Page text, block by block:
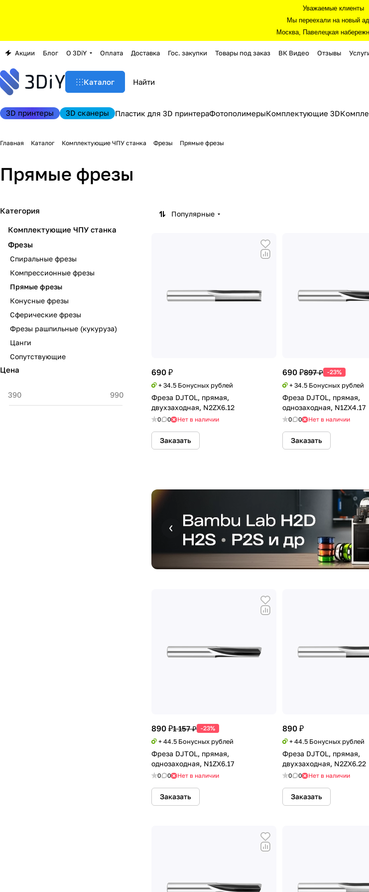
Уважаемые клиенты
Мы переехали на новый
Москва, Павелецкая
Акции Блог О 3DiY Оплата Доставка Гос. закупки Товары под заказ ВК Видео Отзывы
Каталог
3D принтеры 3D сканеры Пластик для 3D принтераФотополимерыКомплектующие 3D
Главная Каталог Комплектующие ЧПУ станка Фрезы Прямые фрезы
Прямые фрезы
Популярные
690 ₽
+ 34.5 Бонусных рублей
Фреза DJTOL, прямая,
двухзаходная, N2ZX6.12
0 0 Нет в наличии
Заказать
690 ₽897 ₽ -23%
+ 34.5 Бонусных рублей
Фреза DJTOL, прямая,
однозаходная, N1ZX4.17
0 0 Нет в наличии
Заказать
890 ₽1 157 ₽ -23%
+ 44.5 Бонусных рублей
Фреза DJTOL, прямая,
однозаходная, N1ZX6.17
0 0 Нет в наличии
Заказать
890 ₽
+ 44.5 Бонусных рублей
Фреза DJTOL, прямая,
двухзаходная, N2ZX6.22
0 0 Нет в наличии
Заказать
Категория
Комплектующие ЧПУ станка
Фрезы
Спиральные фрезы
Компрессионные фрезы
Прямые фрезы
Конусные фрезы
Сферические фрезы
Фрезы рашпильные (кукуруза)
Цанги
Сопутствующие
Цена